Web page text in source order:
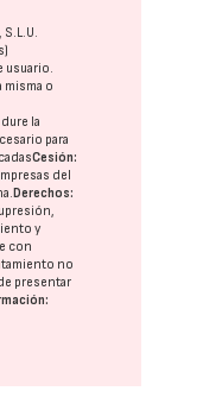
usuario.
misma o
la
para
Cesión:
del
Derechos:
y
con
no
presentar